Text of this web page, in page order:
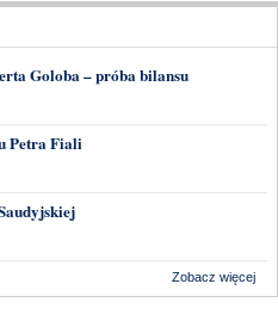
Goloba – próba bilansu
Petra Fiali
Zobacz więcej